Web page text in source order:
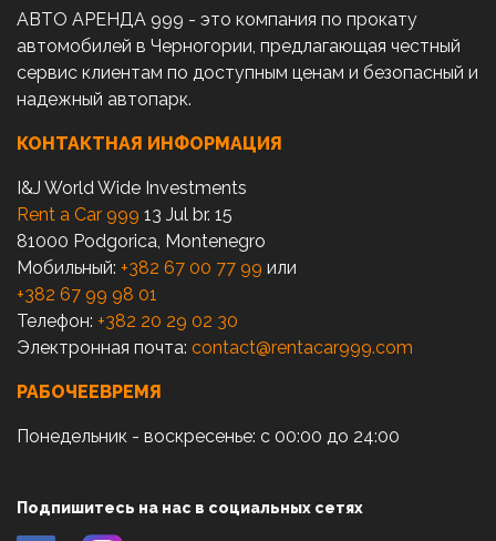
АВТО АРЕНДА 999 - это компания по прокату
автомобилей в Черногории, предлагающая честный
сервис клиентам по доступным ценам и безопасный и
надежный автопарк.
КОНТАКТНАЯ ИНФОРМАЦИЯ
I&J World Wide Investments
Rent a Car 999 13 Jul br. 15
81000 Podgorica, Montenegro
Мобильный: +382 67 00 77 99 или
+382 67 99 98 01
Телефон: +382 20 29 02 30
Электронная почта: contact@rentacar999.com
РАБОЧЕЕВРЕМЯ
Понедельник - воскресенье: с 00:00 до 24:00
Подпишитесь на нас в социальных сетях